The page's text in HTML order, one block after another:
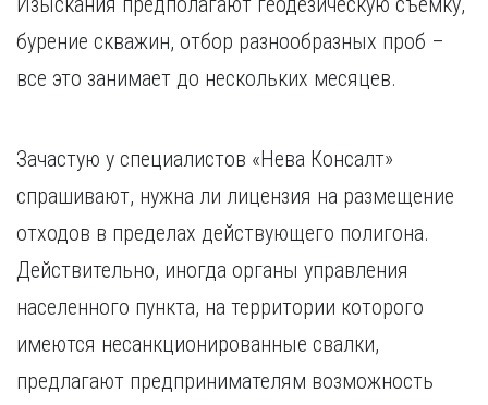
бурение скважин, отбор разнообразных проб –
все это занимает до нескольких месяцев.
Зачастую у специалистов «Нева Консалт»
спрашивают, нужна ли лицензия на размещение
отходов в пределах действующего полигона.
Действительно, иногда органы управления
населенного пункта, на территории которого
имеются несанкционированные свалки,
предлагают предпринимателям возможность